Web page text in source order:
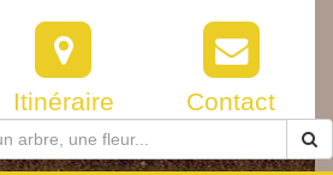
Itinéraire Contact